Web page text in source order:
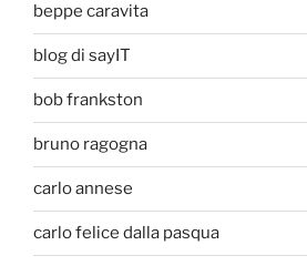
beppe caravita
blog di sayIT
bob frankston
bruno ragogna
carlo annese
carlo felice dalla pasqua